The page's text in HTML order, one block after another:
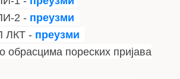
2 - преузми
ЛКТ - преузми
обрасцима пореских пријава